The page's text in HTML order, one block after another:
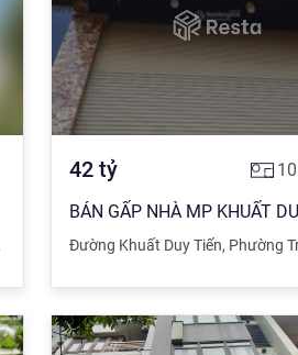
,Cầu Giấy,Hà Nội
42tỷ
Đường Khuất Duy Tiến, Phường